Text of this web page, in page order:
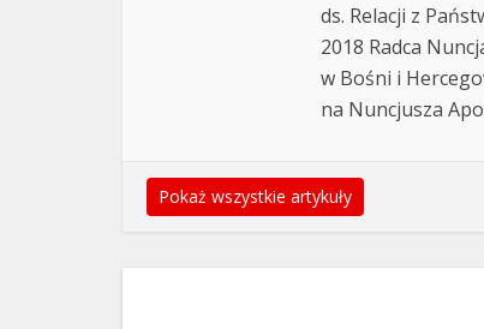
ds. Relacji z
2018 Radca
w Bośni i
na Nuncjusza
Pokaż wszystkie artykuły